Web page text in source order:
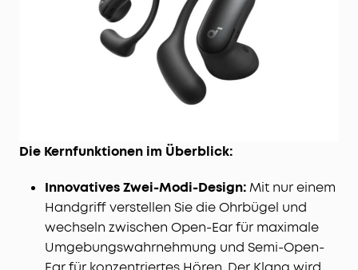
Die Kernfunktionen im Überblick:
Innovatives Zwei-Modi-Design:Mit nur einem
Handgriff verstellen Sie die Ohrbügel und
wechseln zwischen Open-Ear für maximale
Umgebungswahrnehmung und Semi-Open-